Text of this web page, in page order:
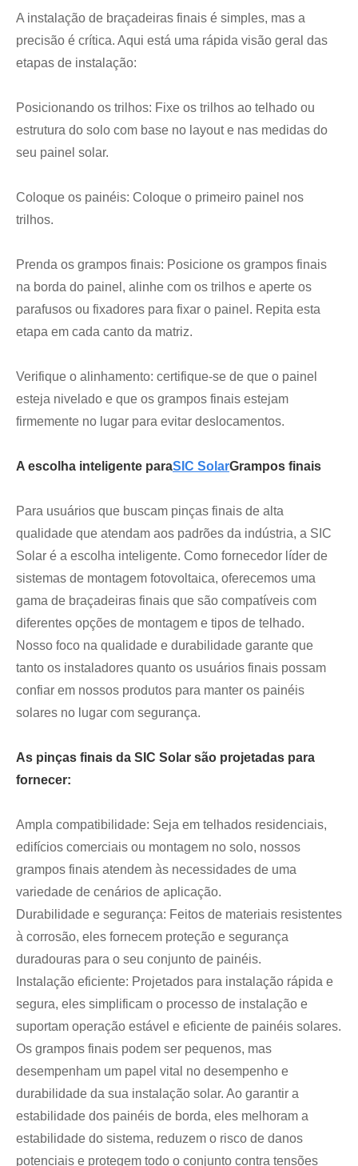
A instalação de braçadeiras finais é simples, mas a
precisão é crítica. Aqui está uma rápida visão geral das
etapas de instalação:
Posicionando os trilhos: Fixe os trilhos ao telhado ou
estrutura do solo com base no layout e nas medidas do
seu painel solar.
Coloque os painéis: Coloque o primeiro painel nos
trilhos.
Prenda os grampos finais: Posicione os grampos finais
na borda do painel, alinhe com os trilhos e aperte os
parafusos ou fixadores para fixar o painel. Repita esta
etapa em cada canto da matriz.
Verifique o alinhamento: certifique-se de que o painel
esteja nivelado e que os grampos finais estejam
firmemente no lugar para evitar deslocamentos.
A escolha inteligente paraSIC SolarGrampos finais
Para usuários que buscam pinças finais de alta
qualidade que atendam aos padrões da indústria, a SIC
Solar é a escolha inteligente. Como fornecedor líder de
sistemas de montagem fotovoltaica, oferecemos uma
gama de braçadeiras finais que são compatíveis com
diferentes opções de montagem e tipos de telhado.
Nosso foco na qualidade e durabilidade garante que
tanto os instaladores quanto os usuários finais possam
confiar em nossos produtos para manter os painéis
solares no lugar com segurança.
As pinças finais da SIC Solar são projetadas para
fornecer:
Ampla compatibilidade: Seja em telhados residenciais,
edifícios comerciais ou montagem no solo, nossos
grampos finais atendem às necessidades de uma
variedade de cenários de aplicação.
Durabilidade e segurança: Feitos de materiais resistentes
à corrosão, eles fornecem proteção e segurança
duradouras para o seu conjunto de painéis.
Instalação eficiente: Projetados para instalação rápida e
segura, eles simplificam o processo de instalação e
suportam operação estável e eficiente de painéis solares.
Os grampos finais podem ser pequenos, mas
desempenham um papel vital no desempenho e
durabilidade da sua instalação solar. Ao garantir a
estabilidade dos painéis de borda, eles melhoram a
estabilidade do sistema, reduzem o risco de danos
potenciais e protegem todo o conjunto contra tensões